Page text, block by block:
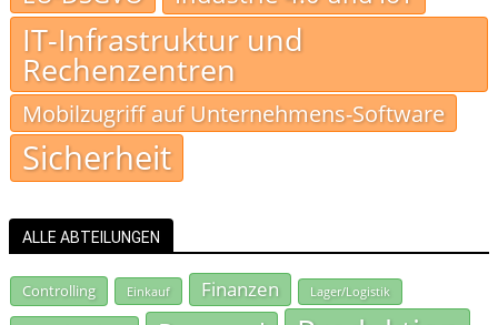
IT-Infrastruktur und
Rechenzentren
Mobilzugriff auf Unternehmens-Software
Sicherheit
ALLE ABTEILUNGEN
Controlling Einkauf Finanzen Lager/Logistik